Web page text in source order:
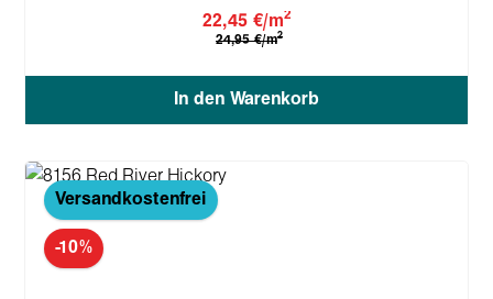
22,45 €/m2
24,95 €/m2
In den Warenkorb
Versandkostenfrei
-10%